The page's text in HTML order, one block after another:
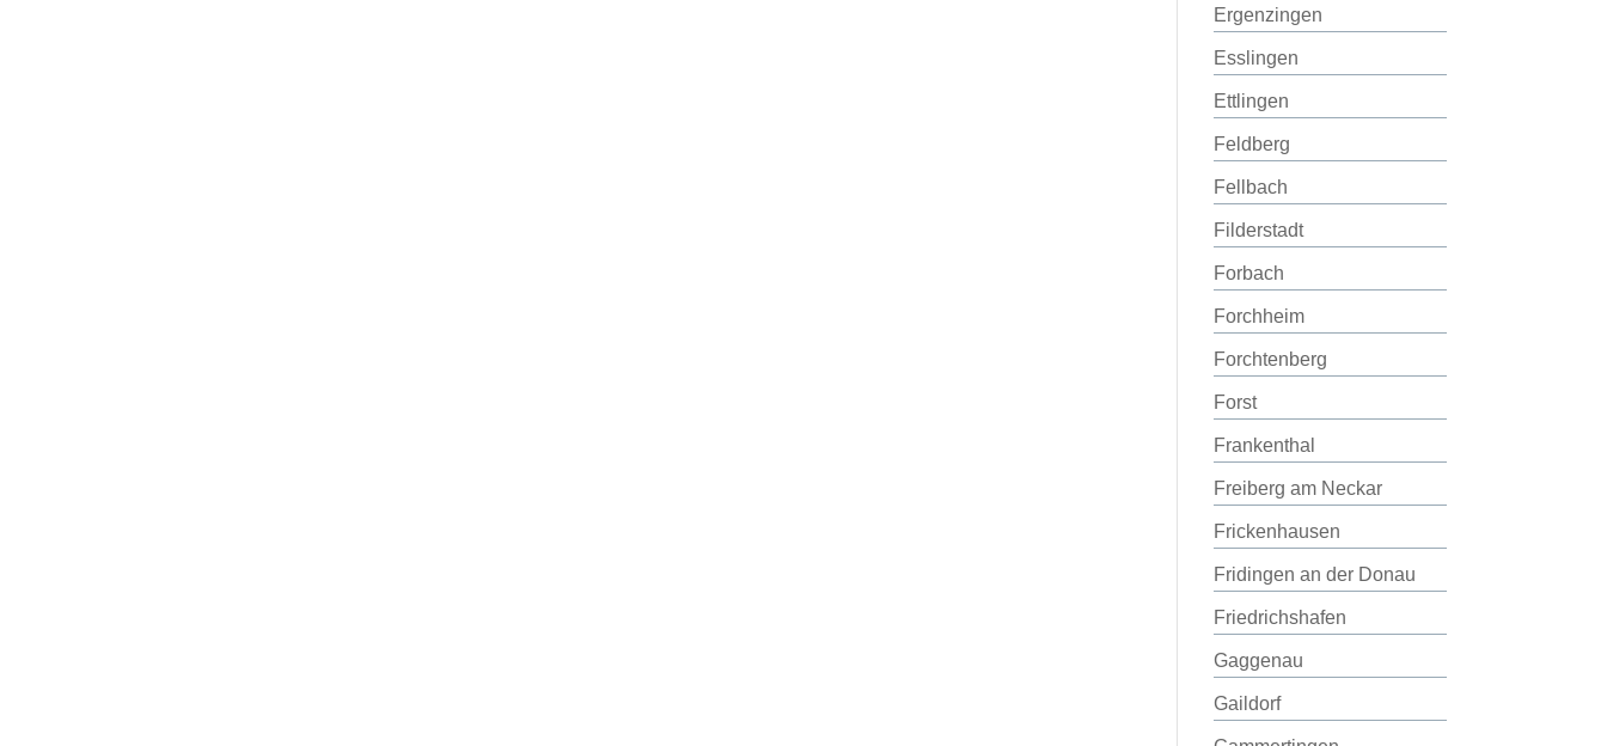
Ergenzingen
Esslingen
Ettlingen
Feldberg
Fellbach
Filderstadt
Forbach
Forchheim
Forchtenberg
Forst
Frankenthal
Freiberg am Neckar
Frickenhausen
Fridingen an der Donau
Friedrichshafen
Gaggenau
Gaildorf